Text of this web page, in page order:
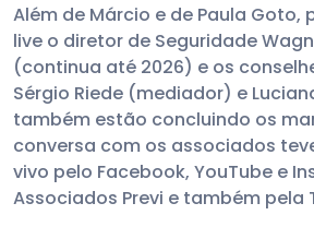
Além de Márcio e de Paula
live o diretor de Seguridade
(continua até 2026) e os
Sérgio Riede (mediador) e
também estão concluindo os
conversa com os associados
vivo pelo Facebook, YouTube e
Associados Previ e também pela